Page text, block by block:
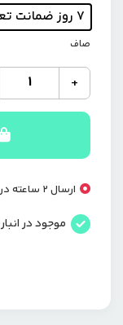
7 روز ضمانت تعویض
صاف
+چراغ
قوه
پلیسی
SUN
جعبه
فلزی
ZY-
T273
عدد
ارسال 2 ساعته در تهران
موجود در انبار